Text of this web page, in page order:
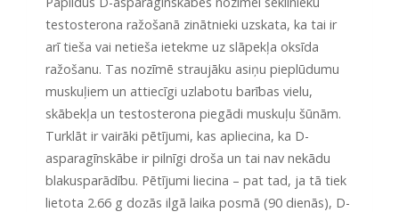
testosterona ražošanā zinātnieki uzskata, ka tai ir
arī tieša vai netieša ietekme uz slāpekļa oksīda
ražošanu. Tas nozīmē straujāku asiņu pieplūdumu
muskuļiem un attiecīgi uzlabotu barības vielu,
skābekļa un testosterona piegādi muskuļu šūnām.
Turklāt ir vairāki pētījumi, kas apliecina, ka D-
asparagīnskābe ir pilnīgi droša un tai nav nekādu
blakusparādību. Pētījumi liecina – pat tad, ja tā tiek
lietota 2.66 g dozās ilgā laika posmā (90 dienās), D-